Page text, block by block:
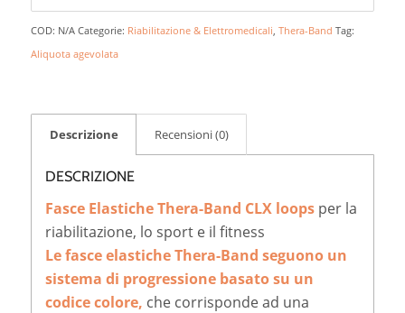
COD: N/A Categorie: Riabilitazione & Elettromedicali, Thera-Band Tag:
Aliquota agevolata
Descrizione Recensioni (0)
DESCRIZIONE
Fasce Elastiche Thera-Band CLX loopsper la
riabilitazione, lo sport e il fitness
Le fasce elastiche Thera-Band seguono un
sistema di progressione basato su un
codice colore, che corrisponde ad una